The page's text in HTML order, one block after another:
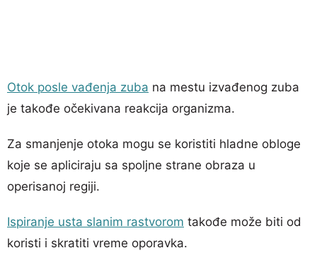
Otok posle vađenja zuba na mestu izvađenog zuba
je takođe očekivana reakcija organizma.
Za smanjenje otoka mogu se koristiti hladne obloge
koje se apliciraju sa spoljne strane obraza u
operisanoj regiji.
Ispiranje usta slanim rastvorom takođe može biti od
koristi i skratiti vreme oporavka.